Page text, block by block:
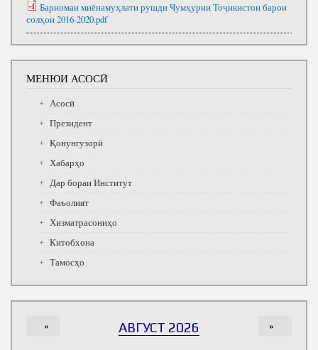
Барномаи миёнамуҳлати рушди Ҹумҳурии Тоҷикистон барои
солҳои 2016-2020.pdf
МЕНЮИ АСОСӢ
Асосӣ
Президент
Қонунгузорӣ
Хабарҳо
Дар бораи Институт
Фаъолият
Хизматрасониҳо
Китобхона
Тамосҳо
АВГУСТ 2026
« »